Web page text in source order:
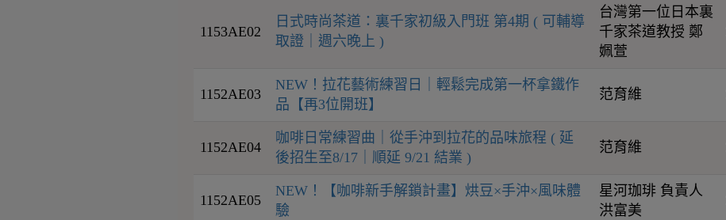
1153AE02
日式時尚茶道：裏千家初級入門班 第4期 ( 可輔導
取證｜週六晚上 )
台灣第一位日本裏
千家茶道教授 鄭
姵萱
1152AE03
NEW！拉花藝術練習日｜輕鬆完成第一杯拿鐵作
品【再3位開班】
范育維
1152AE04
咖啡日常練習曲｜從手沖到拉花的品味旅程 ( 延
後招生至8/17｜順延 9/21 結業 )
范育維
1152AE05
NEW！【咖啡新手解鎖計畫】烘豆×手沖×風味體
驗
星河珈琲 負責人
洪富美